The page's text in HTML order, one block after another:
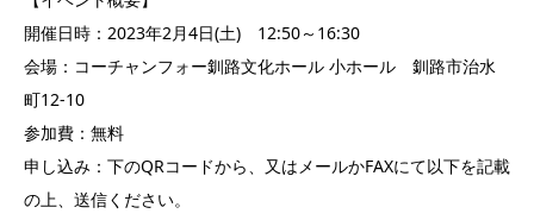
開催日時：2023年2月4日(土) 12:50～16:30
会場：コーチャンフォー釧路文化ホール 小ホール 釧路市治水
町12-10
参加費：無料
申し込み：下のQRコードから、又はメールかFAXにて以下を記載
の上、送信ください。